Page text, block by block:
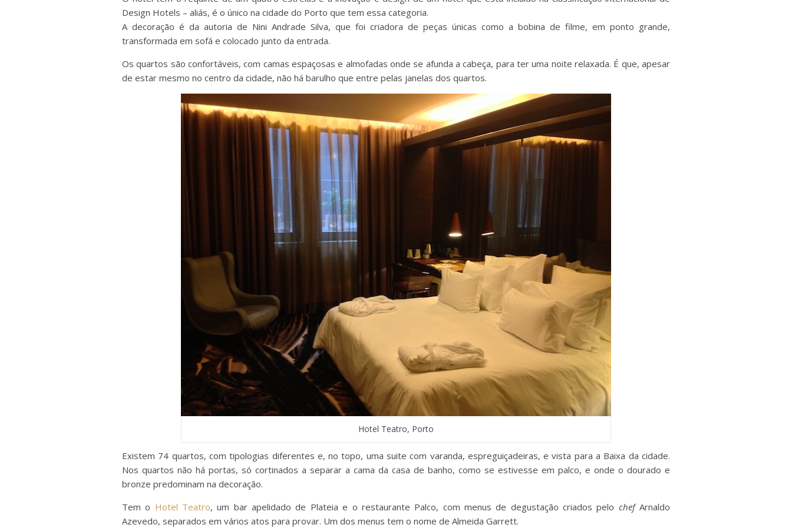
Design Hotels – aliás, é o único na cidade do Porto que tem essa categoria.
A decoração é da autoria de Nini Andrade Silva, que foi criadora de peças únicas como a bobina de filme, em ponto grande,
transformada em sofá e colocado junto da entrada.
Os quartos são confortáveis, com camas espaçosas e almofadas onde se afunda a cabeça, para ter uma noite relaxada. É que, apesar
de estar mesmo no centro da cidade, não há barulho que entre pelas janelas dos quartos.
Hotel Teatro, Porto
Existem 74 quartos, com tipologias diferentes e, no topo, uma suite com varanda, espreguiçadeiras, e vista para a Baixa da cidade.
Nos quartos não há portas, só cortinados a separar a cama da casa de banho, como se estivesse em palco, e onde o dourado e
bronze predominam na decoração.
Tem o Hotel Teatro, um bar apelidado de Plateia e o restaurante Palco, com menus de degustação criados pelo chefArnaldo
Azevedo, separados em vários atos para provar. Um dos menus tem o nome de Almeida Garrett.